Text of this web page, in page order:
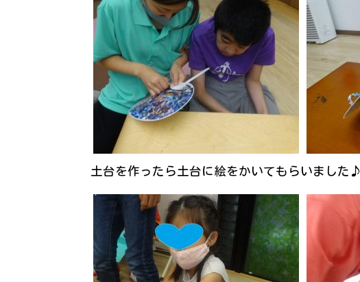
土台を作ったら土台に絵をかいてもらいました♪